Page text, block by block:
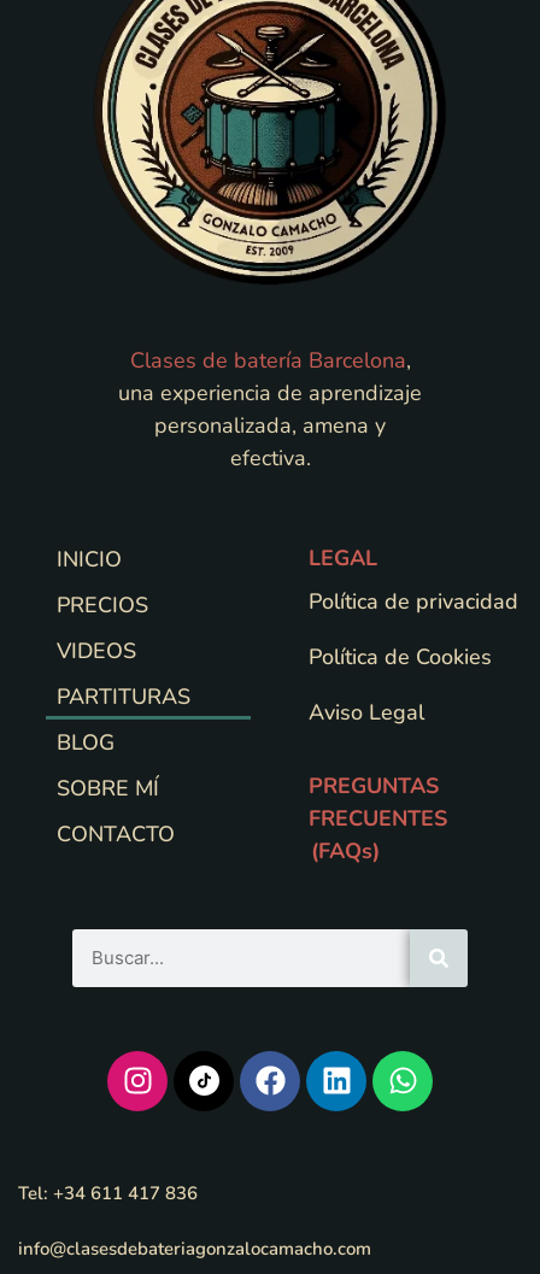
Clases de batería Barcelona,
una experiencia de aprendizaje
personalizada, amena y
efectiva.
INICIO
PRECIOS
VIDEOS
PARTITURAS
BLOG
SOBRE MÍ
CONTACTO
LEGAL
Política de privacidad
Política de Cookies
Aviso Legal
PREGUNTAS
FRECUENTES
(FAQs)
Tel: +34 611 417 836
info@clasesdebateriagonzalocamacho.com